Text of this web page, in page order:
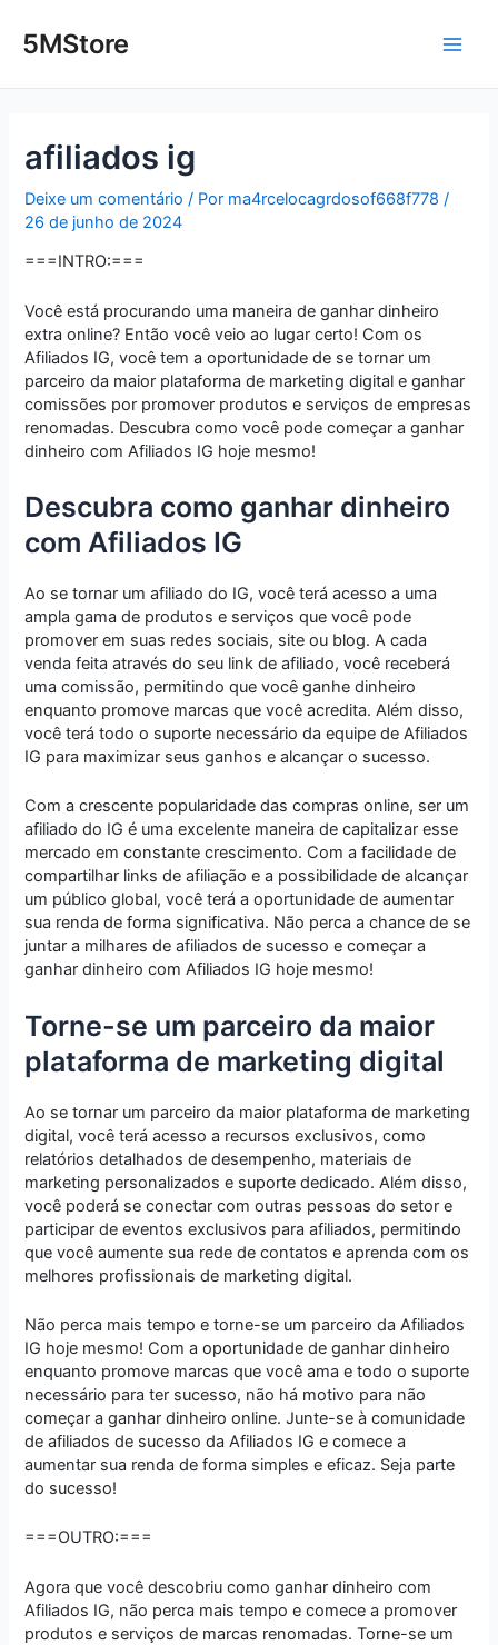
para5MStore
afiliados ig
Deixe um comentário / Por ma4rcelocagrdosof668f778/
26 de junho de 2024
===INTRO:===
Você está procurando uma maneira de ganhar dinheiro
extra online? Então você veio ao lugar certo! Com os
Afiliados IG, você tem a oportunidade de se tornar um
parceiro da maior plataforma de marketing digital e ganhar
comissões por promover produtos e serviços de empresas
renomadas. Descubra como você pode começar a ganhar
dinheiro com Afiliados IG hoje mesmo!
Descubra como ganhar dinheiro
com Afiliados IG
Ao se tornar um afiliado do IG, você terá acesso a uma
ampla gama de produtos e serviços que você pode
promover em suas redes sociais, site ou blog. A cada
venda feita através do seu link de afiliado, você receberá
uma comissão, permitindo que você ganhe dinheiro
enquanto promove marcas que você acredita. Além disso,
você terá todo o suporte necessário da equipe de Afiliados
IG para maximizar seus ganhos e alcançar o sucesso.
Com a crescente popularidade das compras online, ser um
afiliado do IG é uma excelente maneira de capitalizar esse
mercado em constante crescimento. Com a facilidade de
compartilhar links de afiliação e a possibilidade de alcançar
um público global, você terá a oportunidade de aumentar
sua renda de forma significativa. Não perca a chance de se
juntar a milhares de afiliados de sucesso e começar a
ganhar dinheiro com Afiliados IG hoje mesmo!
Torne-se um parceiro da maior
plataforma de marketing digital
Ao se tornar um parceiro da maior plataforma de marketing
digital, você terá acesso a recursos exclusivos, como
relatórios detalhados de desempenho, materiais de
marketing personalizados e suporte dedicado. Além disso,
você poderá se conectar com outras pessoas do setor e
participar de eventos exclusivos para afiliados, permitindo
que você aumente sua rede de contatos e aprenda com os
melhores profissionais de marketing digital.
Não perca mais tempo e torne-se um parceiro da Afiliados
IG hoje mesmo! Com a oportunidade de ganhar dinheiro
enquanto promove marcas que você ama e todo o suporte
necessário para ter sucesso, não há motivo para não
começar a ganhar dinheiro online. Junte-se à comunidade
de afiliados de sucesso da Afiliados IG e comece a
aumentar sua renda de forma simples e eficaz. Seja parte
do sucesso!
===OUTRO:===
Agora que você descobriu como ganhar dinheiro com
Afiliados IG, não perca mais tempo e comece a promover
produtos e serviços de marcas renomadas. Torne-se um
navigation